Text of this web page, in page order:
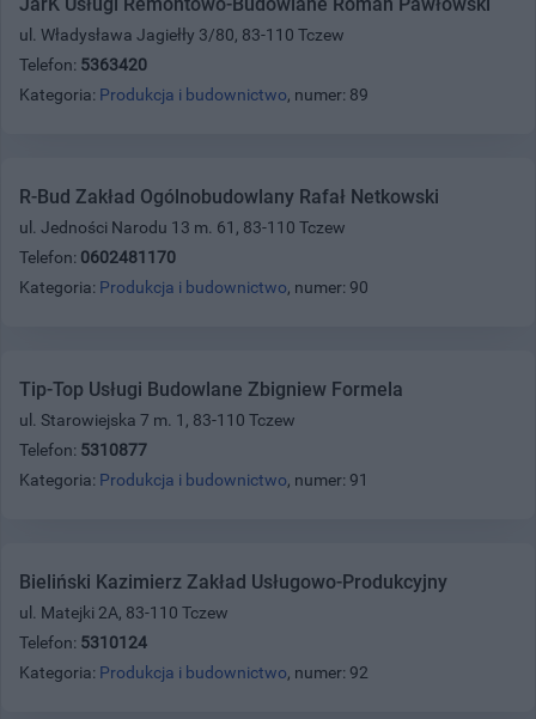
ul. Władysława Jagiełły 3/80, 83-110 Tczew
Telefon: 5363420
Kategoria: Produkcja i budownictwo, numer: 89
R-Bud Zakład Ogólnobudowlany Rafał Netkowski
ul. Jedności Narodu 13 m. 61, 83-110 Tczew
Telefon: 0602481170
Kategoria: Produkcja i budownictwo, numer: 90
Tip-Top Usługi Budowlane Zbigniew Formela
ul. Starowiejska 7 m. 1, 83-110 Tczew
Telefon: 5310877
Kategoria: Produkcja i budownictwo, numer: 91
Bieliński Kazimierz Zakład Usługowo-Produkcyjny
ul. Matejki 2A, 83-110 Tczew
Telefon: 5310124
Kategoria: Produkcja i budownictwo, numer: 92